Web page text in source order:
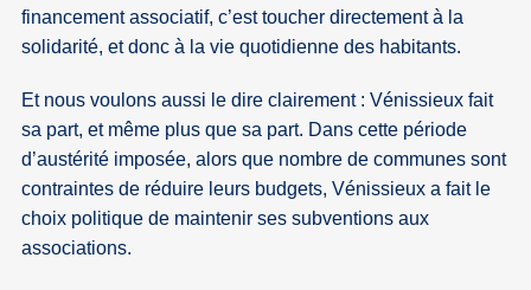
financement associatif, c’est toucher directement à la
solidarité, et donc à la vie quotidienne des habitants.
Et nous voulons aussi le dire clairement : Vénissieux fait
sa part, et même plus que sa part. Dans cette période
d’austérité imposée, alors que nombre de communes sont
contraintes de réduire leurs budgets, Vénissieux a fait le
choix politique de maintenir ses subventions aux
associations.